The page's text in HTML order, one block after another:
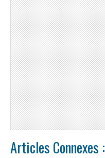
Articles Connexes :